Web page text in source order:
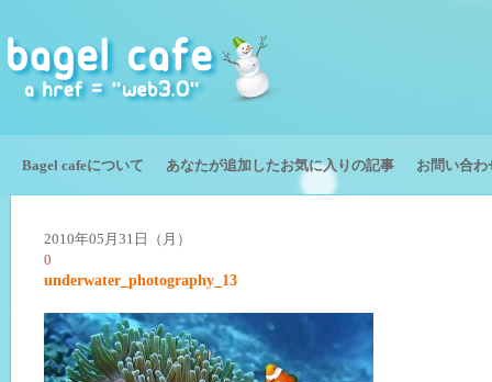
Bagel cafeについて あなたが追加したお気に入りの記事 お問い合わ
2010年05月31日（月）
0
underwater_photography_13